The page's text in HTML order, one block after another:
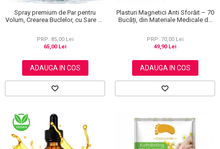
Spray premium de Par pentru
Volum, Crearea Buclelor, cu Sare de
PRP: 85,00 Lei
65,00 Lei
ADAUGA IN COS
Plasturi Magnetici Anti Sforăit – 70
Bucăți, din Materiale Medicale de
PRP: 70,00 Lei
49,90 Lei
ADAUGA IN COS